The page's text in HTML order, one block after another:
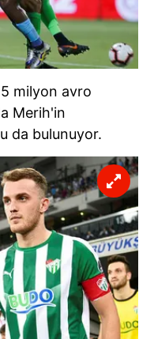
milyon avro
Merih'in
da bulunuyor.